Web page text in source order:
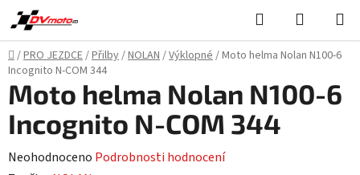
Přejít
na
obsah
Hledat
KOŠÍK
Domů
/PRO JEZDCE/Přilby/NOLAN/Výklopné/Moto helma Nolan N100-6
Incognito N-COM 344
Moto helma Nolan N100-6
Incognito N-COM 344
Průměrné
Neohodnoceno Podrobnosti hodnocení